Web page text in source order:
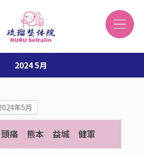
2024 5月
年5月
痛 熊本 益城 健軍